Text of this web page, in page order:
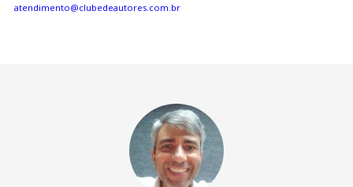
atendimento@clubedeautores.com.br